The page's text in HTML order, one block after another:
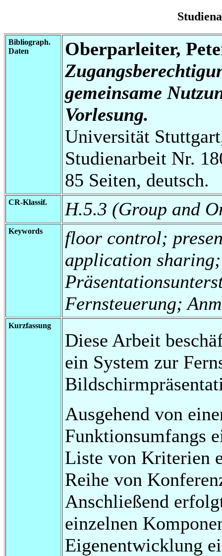
Bibliograph.
Daten
Oberparleiter,
gemeinsame
Vorlesung.
Universität
Studienarbeit Nr.
85 Seiten, deutsch.
CR-Klassif. H.5.3 (Group and
Keywords
floor control;
application
Fernsteuerung;
Kurzfassung
Diese Arbeit
ein System zur
Ausgehend von
Funktionsumfangs
Liste von Kriterien
Reihe von
Anschließend
einzelnen
Eigenentwicklung